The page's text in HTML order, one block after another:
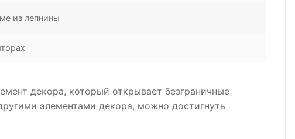
из лепнины
декора, который открывает безграничные
элементами декора, можно достигнуть